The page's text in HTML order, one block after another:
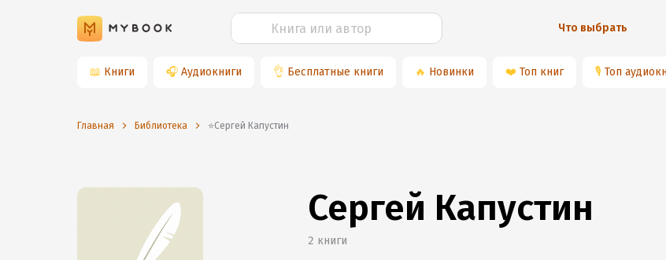
Что выбрать
📖 Книги 🎧 Аудиокниги 👌 Бесплатные книги 🔥 Новинки ❤️ Топ книг 🎙 Топ
Главная Библиотека ⭐️Сергей Капустин
Сергей Капустин
2 книги